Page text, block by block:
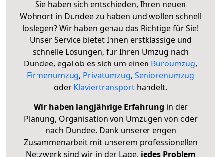
Sie haben sich entschieden, Ihren neuen
Wohnort in Dundee zu haben und wollen schnell
loslegen? Wir haben genau das Richtige für Sie!
Unser Service bietet Ihnen erstklassige und
schnelle Lösungen, für Ihren Umzug nach
Dundee, egal ob es sich um einen Büroumzug,
Firmenumzug, Privatumzug, Seniorenumzug
oder Klaviertransport handelt.
Wir haben langjährige Erfahrung in der
Planung, Organisation von Umzügen von oder
nach Dundee. Dank unserer engen
Zusammenarbeit mit unserem professionellen
Netzwerk sind wir in der Lage, jedes Problem